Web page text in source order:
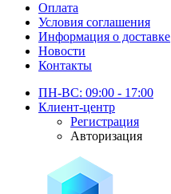
Оплата
Условия соглашения
Информация о доставке
Новости
Контакты
ПН-ВС: 09:00 - 17:00
Клиент-центр
Регистрация
Авторизация